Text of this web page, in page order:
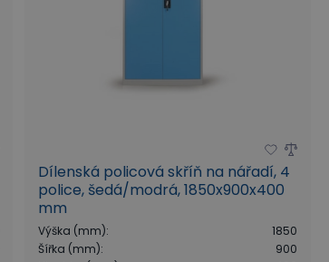
Dílenská policová skříň na nářadí, 4
police, šedá/modrá, 1850x900x400
mm
Výška (mm):
1850
Šířka (mm):
900